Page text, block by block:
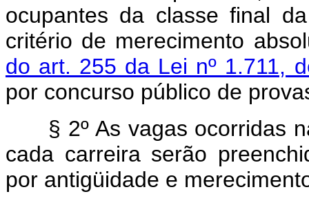
ocupantes da classe final
critério de merecimento
do art. 255 da Lei nº 1.711,
por concurso público de
§ 2º As vagas ocorridas
cada carreira serão
por antigüidade e